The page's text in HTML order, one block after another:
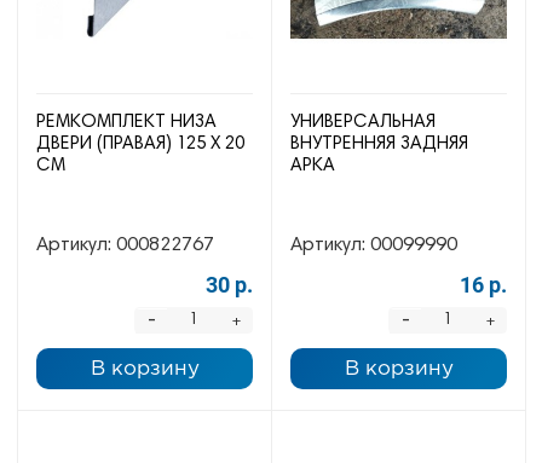
РЕМКОМПЛЕКТ НИЗА
ДВЕРИ (ПРАВАЯ) 125 Х 20
СМ
Артикул: 000822767
30 р.
+
-
В корзину
УНИВЕРСАЛЬНАЯ
ВНУТРЕННЯЯ ЗАДНЯЯ
АРКА
Артикул: 00099990
16 р.
+
-
В корзину